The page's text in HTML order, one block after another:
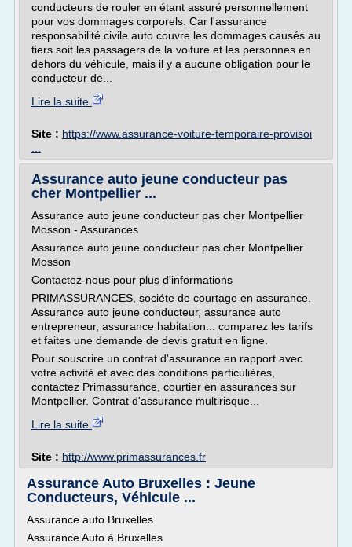
conducteurs de rouler en étant assuré personnellement
pour vos dommages corporels. Car l'assurance
responsabilité civile auto couvre les dommages causés au
tiers soit les passagers de la voiture et les personnes en
dehors du véhicule, mais il y a aucune obligation pour le
conducteur de...
Lire la suite
Site : https://www.assurance-voiture-temporaire-provisoi
Assurance auto jeune conducteur pas
cher Montpellier ...
Assurance auto jeune conducteur pas cher Montpellier
Mosson - Assurances
Assurance auto jeune conducteur pas cher Montpellier
Mosson
Contactez-nous pour plus d'informations
PRIMASSURANCES, sociéte de courtage en assurance.
Assurance auto jeune conducteur, assurance auto
entrepreneur, assurance habitation... comparez les tarifs
et faites une demande de devis gratuit en ligne.
Pour souscrire un contrat d'assurance en rapport avec
votre activité et avec des conditions particulières,
contactez Primassurance, courtier en assurances sur
Montpellier. Contrat d'assurance multirisque...
Lire la suite
Site : http://www.primassurances.fr
Assurance Auto Bruxelles : Jeune
Conducteurs, Véhicule ...
Assurance auto Bruxelles
Assurance Auto à Bruxelles